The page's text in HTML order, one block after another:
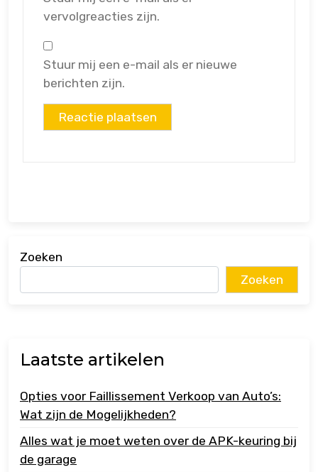
vervolgreacties zijn.
Stuur mij een e-mail als er nieuwe
berichten zijn.
Zoeken
Zoeken
Laatste artikelen
Opties voor Faillissement Verkoop van Auto’s:
Wat zijn de Mogelijkheden?
Alles wat je moet weten over de APK-keuring bij
de garage